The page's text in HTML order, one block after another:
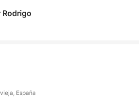
et d'explorer les recoins
de la région.
sur l'eau. Que vous profitiez
vous donne la liberté de
Rodrigo
España